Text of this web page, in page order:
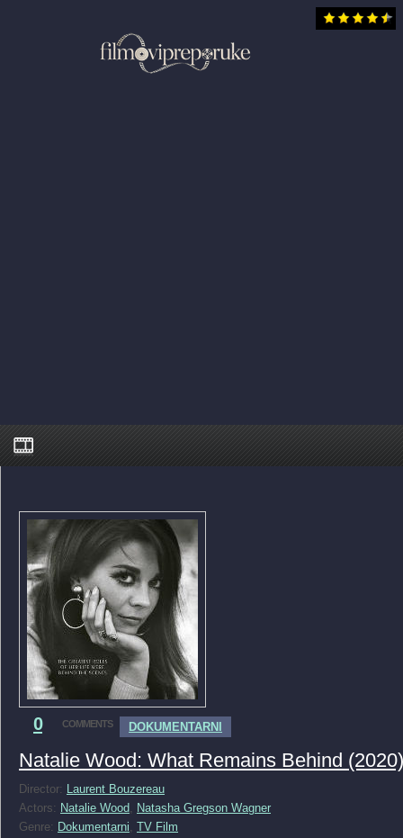
0 COMMENTS DOKUMENTARNI
Natalie Wood: What Remains Behind (2020)
Director: Laurent Bouzereau
Actors: Natalie Wood, Natasha Gregson Wagner
Genre: Dokumentarni, TV Film